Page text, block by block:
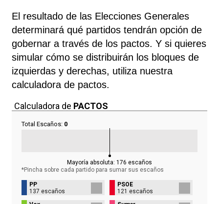
El resultado de las Elecciones Generales
determinará qué partidos tendrán opción de
gobernar a través de los pactos. Y si quieres
simular cómo se distribuirán los bloques de
izquierdas y derechas, utiliza nuestra
calculadora de pactos.
Calculadora de PACTOS
Total Escaños: 0
Mayoría absoluta: 176 escaños
*Pincha sobre cada partido para sumar sus escaños
PP
137 escaños
PSOE
121 escaños